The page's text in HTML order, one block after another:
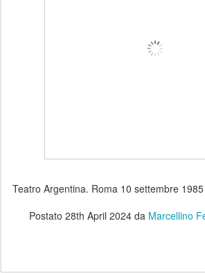
Teatro Argentina. Roma 10 settembre 1985
Postato 28th April 2024da Marcellino